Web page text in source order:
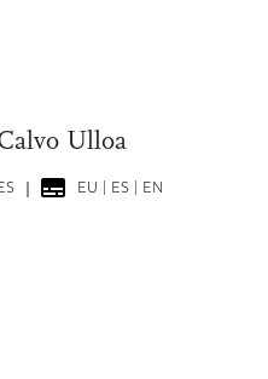
Ulloa
ES EU | ES | EN